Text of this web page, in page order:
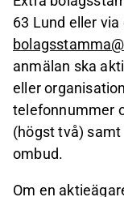
63 Lund eller via
anmälan ska
eller
telefonnummer
(högst två)
ombud.
Om en